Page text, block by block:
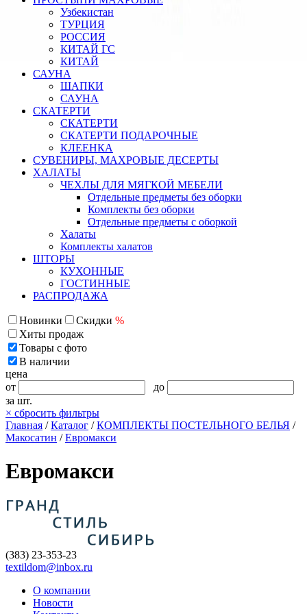
Узбекистан
ТУРЦИЯ
РОССИЯ
КИТАЙ ГС
КИТАЙ
САУНА
ШАПКИ
САУНА
СКАТЕРТИ
СКАТЕРТИ
СКАТЕРТИ ПОДАРОЧНЫЕ
КЛЕЕНКА
СУВЕНИРЫ, МАХРОВЫЕ ДЕСЕРТЫ
ХАЛАТЫ
ЧЕХЛЫ ДЛЯ МЯГКОЙ МЕБЕЛИ
Отдельные предметы без оборки
Комплекты без оборки
Отдельные предметы с оборкой
Халаты
Комплекты халатов
ШТОРЫ
КУХОННЫЕ
ГОСТИННЫЕ
РАСПРОДАЖА
Новинки Скидки %
Хиты продаж
Товары с фото
В наличии
цена
от
до
за шт.
× сбросить фильтры
Главная /Каталог /КОМПЛЕКТЫ ПОСТЕЛЬНОГО БЕЛЬЯ /
Макосатин /Евромакси
Евромакси
(383) 23-353-23
textildom@inbox.ru
О компании
Новости